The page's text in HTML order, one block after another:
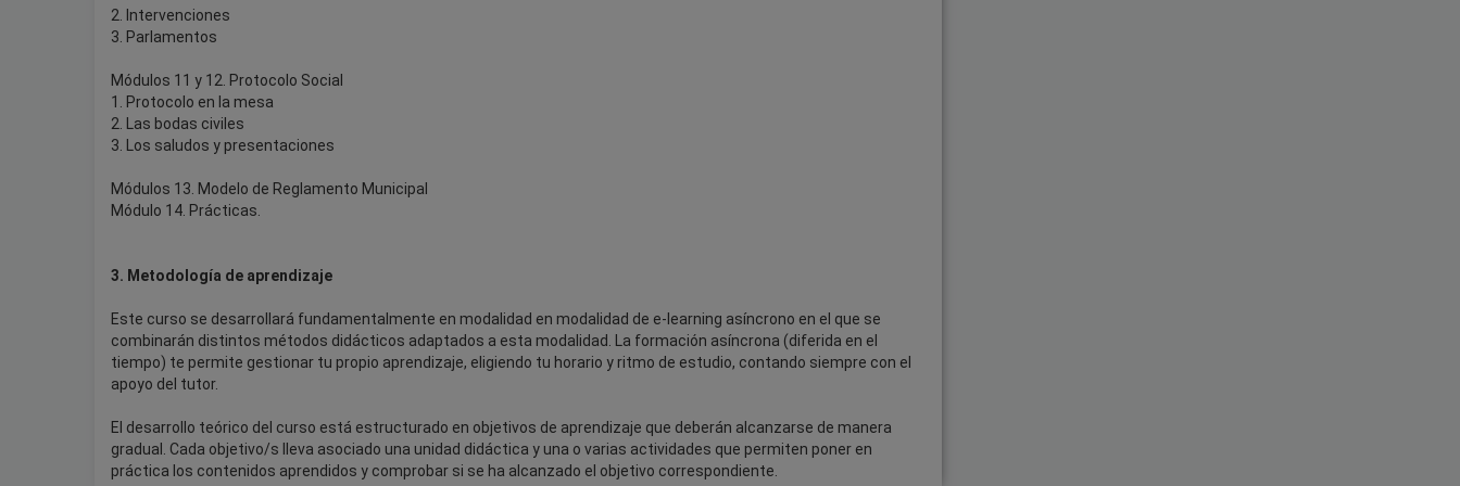
2. Intervenciones
3. Parlamentos
Módulos 11 y 12. Protocolo Social
1. Protocolo en la mesa
2. Las bodas civiles
3. Los saludos y presentaciones
Módulos 13. Modelo de Reglamento Municipal
Módulo 14. Prácticas.
3. Metodología de aprendizaje
Este curso se desarrollará fundamentalmente en modalidad en modalidad de e-learning asíncrono en el que se
combinarán distintos métodos didácticos adaptados a esta modalidad. La formación asíncrona (diferida en el
tiempo) te permite gestionar tu propio aprendizaje, eligiendo tu horario y ritmo de estudio, contando siempre con el
apoyo del tutor.
El desarrollo teórico del curso está estructurado en objetivos de aprendizaje que deberán alcanzarse de manera
gradual. Cada objetivo/s lleva asociado una unidad didáctica y una o varias actividades que permiten poner en
práctica los contenidos aprendidos y comprobar si se ha alcanzado el objetivo correspondiente.